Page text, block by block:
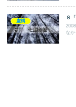
虚構
８
な